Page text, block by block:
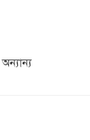
অন্যান্য